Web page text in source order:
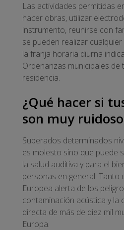
Las actividades permitidas
hacer obras, utilizar
instrumento, reunirse con
se pueden realizar
la franja horaria diurna
Ordenanzas municipales de
residencia.
¿Qué hacer si
son muy
Superados determinados
es molesto sino que puede
la salud auditiva y para el
personas en general. Tanto
Europea alerta de los
contaminación acústica y la
directa de más de diez mil
Europa.